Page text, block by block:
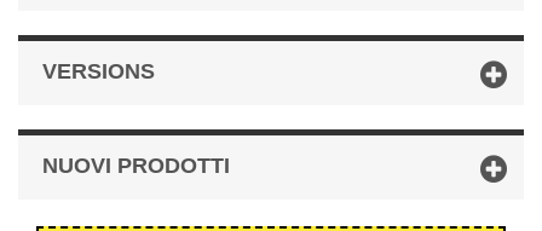
VERSIONS
NUOVI PRODOTTI